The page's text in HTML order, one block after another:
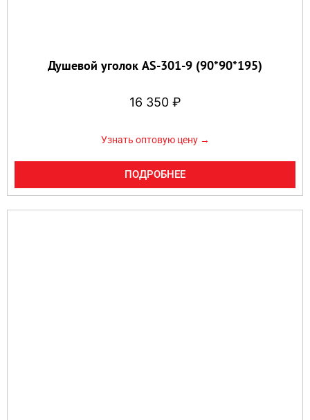
Душевой уголок AS-301-9 (90*90*195)
16 350 ₽
Узнать оптовую цену →
ПОДРОБНЕЕ